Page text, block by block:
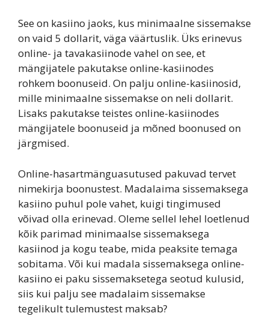
See on kasiino jaoks, kus minimaalne sissemakse
on vaid 5 dollarit, väga väärtuslik. Üks erinevus
online- ja tavakasiinode vahel on see, et
mängijatele pakutakse online-kasiinodes
rohkem boonuseid. On palju online-kasiinosid,
mille minimaalne sissemakse on neli dollarit.
Lisaks pakutakse teistes online-kasiinodes
mängijatele boonuseid ja mõned boonused on
järgmised.
Online-hasartmänguasutused pakuvad tervet
nimekirja boonustest. Madalaima sissemaksega
kasiino puhul pole vahet, kuigi tingimused
võivad olla erinevad. Oleme sellel lehel loetlenud
kõik parimad minimaalse sissemaksega
kasiinod ja kogu teabe, mida peaksite temaga
sobitama. Või kui madala sissemaksega online-
kasiino ei paku sissemaksetega seotud kulusid,
siis kui palju see madalaim sissemakse
tegelikult tulemustest maksab?